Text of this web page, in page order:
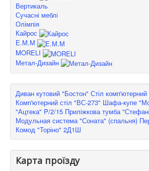
Вертикаль
Сучасні меблі
Олімпія
Кайрос
Е.М.М
MORELI
Метал-Дизайн
Диван кутовий "Бостон" Стіл
Комп'ютерний стіл "ВС-273" Шафа-купе
"Ацтека" P/2/15 Приліжкова тумба
Модульная система "Соната" (спальня)
Комод "Торіно" 2Д1Ш
Карта проїзду